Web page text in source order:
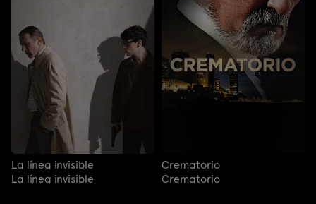
La línea invisible
La línea invisible
Crematorio
Crematorio